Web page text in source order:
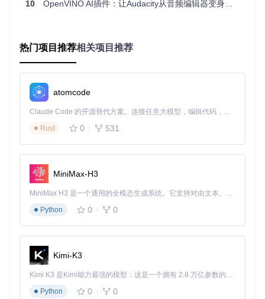
觉上更加自然。与传统方法相比，该技术显著减少了"金属
模式选择机制
针对不同类型的音频损坏，VoiceFixer设计了三种工作模式：
模式0（快速修复）：轻量级处理流程，适合轻度噪声和质
量问题
模式2（深度修复）：全流程强化处理，专门应对严重失真
和损坏的语音
场景化应用指南：从问题到解决方案的决策路径
根据音频特征选择合适的处理流程是获得最佳修复效果的关
键。以下决策树将帮助您根据音频问题类型选择最优处理策
略：
音频问题诊断
├── 中等质量问题 → 模式1 + 启用GPU加速
10 OpenVINO AI插件：让Audacity从音频编辑器变身智能工作站的秘密武器
热门项目推荐相关项目推荐
atomcode
Claude Code 的开源替代方案。连接任意大模型，编辑代码，运行命令，自动验证 — 全自动执行。用 Rust 构建，极致性能。 ｜ An open-source alternative to Claude Code. Connect any LLM, edit code, run commands, and verify changes — autonomously. Built in Rust for speed. Get Started
Rust
0 531
MiniMax-H3
MiniMax H3 是一个通用的全模态生成系统。它支持对由文本、图像、视频和音频组成的多模态上下文进行统一理解，并能生成分辨率高达 2K、时长可达 15 秒的带原生立体声音频的视频。得益于面向任务泛化的系统设计，H3 在预训练阶段就已具备广泛的多模态上下文理解与生成能力，能够出色地执行复杂的多模态指令。
Python
0 0
Kimi-K3
Kimi K3 是Kimi能力最强的模型：这是一个拥有 2.8 万亿参数的混合专家（MoE）模型，具备原生视觉理解能力，并支持 100 万 token 的上下文窗口。
Python
0 0